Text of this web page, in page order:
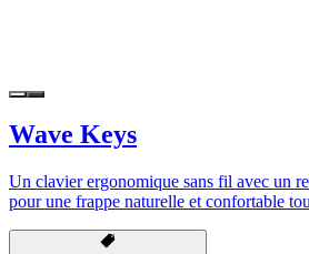
Wave Keys
Un clavier ergonomique sans fil avec un
pour une frappe naturelle et confortable